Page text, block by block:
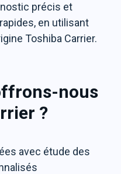
précis et
en utilisant
Toshiba Carrier.
nous
?
avec étude des